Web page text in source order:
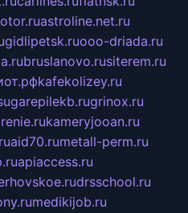
astroline.net.ru
gidlipetsk.ruooo-driada.ru
bruslanovo.rusiterem.ru
kafekolizey.ru
grinox.ru
kameryjooan.ru
aid70.rumetall-perm.ru
apiaccess.ru
drsschool.ru
medikijob.ru